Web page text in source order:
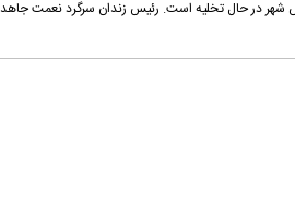
تازه تاسیس شهر در حال تخلیه است. رئیس زندان سرگرد نعمت